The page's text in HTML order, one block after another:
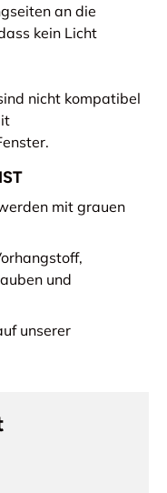
an die
kein Licht
nicht kompatibel
mit grauen
und
unserer